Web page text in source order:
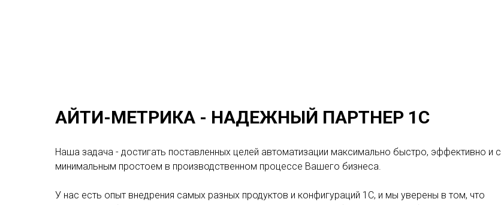
АЙТИ-МЕТРИКА - НАДЕЖНЫЙ ПАРТНЕР 1С
Наша задача - достигать поставленных целей автоматизации максимально быстро, эффективно и с
минимальным простоем в производственном процессе Вашего бизнеса.
У нас есть опыт внедрения самых разных продуктов и конфигураций 1С, и мы уверены в том, что